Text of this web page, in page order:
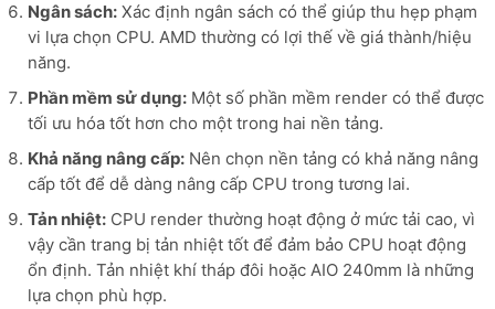
Ngân sách:Xác định ngân sách có thể giúp thu hẹp phạm
vi lựa chọn CPU. AMD thường có lợi thế về giá thành/hiệu
năng.
Phần mềm sử dụng:Một số phần mềm render có thể được
tối ưu hóa tốt hơn cho một trong hai nền tảng.
Khả năng nâng cấp:Nên chọn nền tảng có khả năng nâng
cấp tốt để dễ dàng nâng cấp CPU trong tương lai.
Tản nhiệt:CPU render thường hoạt động ở mức tải cao, vì
vậy cần trang bị tản nhiệt tốt để đảm bảo CPU hoạt động
ổn định. Tản nhiệt khí tháp đôi hoặc AIO 240mm là những
lựa chọn phù hợp.